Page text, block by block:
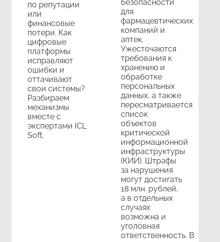
по репутации
или
финансовые
потери. Как
цифровые
платформы
исправляют
ошибки и
оттачивают
свои системы?
Разбираем
механизмы
вместе с
экспертами ICL
Soft.
безопасности
для
фармацевтических
компаний и
аптек.
Ужесточаются
требования к
хранению и
обработке
персональных
данных, а также
пересматривается
список
объектов
критической
информационной
инфраструктуры
(КИИ). Штрафы
за нарушения
могут достигать
18 млн. рублей,
а в отдельных
случаях
возможна и
уголовная
ответственность. В